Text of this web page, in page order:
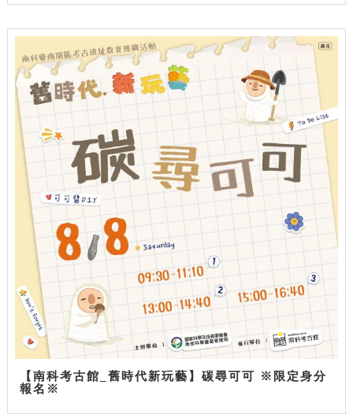
【南科考古館_舊時代新玩藝】碳尋可可 ※限定身分
報名※